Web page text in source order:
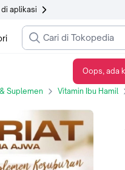
aplikasi
Suplemen Vitamin Ibu Hamil
Oops, ada